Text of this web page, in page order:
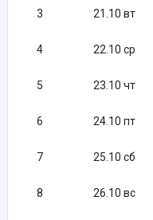
3 21.10 вт
4 22.10 ср
5 23.10 чт
6 24.10 пт
7 25.10 сб
8 26.10 вс